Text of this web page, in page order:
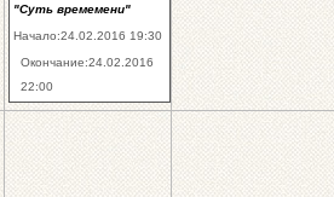
"Суть времемени"
Начало:24.02.2016 19:30
Окончание:24.02.2016
22:00